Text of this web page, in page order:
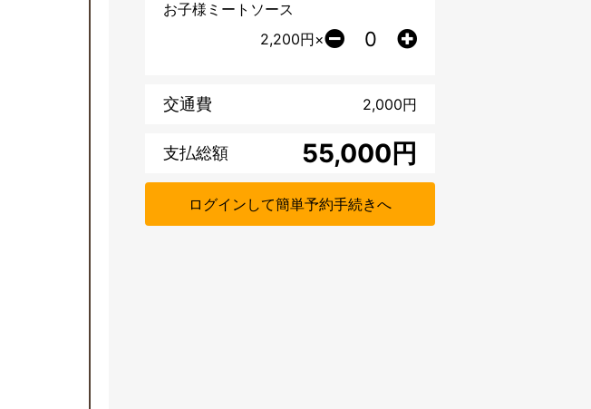
お子様ミートソース
2,200円×
交通費 2,000円
支払総額 円
ログインして簡単予約手続きへ